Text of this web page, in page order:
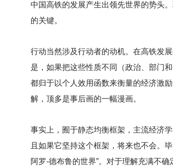
中国高铁的发展产生出领先世界的势头
的关键。
行动当然涉及行动者的动机。在高铁发
是，如果把这些性质不同（政治、部门
都归于以个人效用函数来衡量的经济激
解，顶多是事后画的一幅漫画。
事实上，囿于静态均衡框架，主流经济
且如果它坚持这个框架，将来也不会。
阿罗-德布鲁的世界”。对于理解充满不